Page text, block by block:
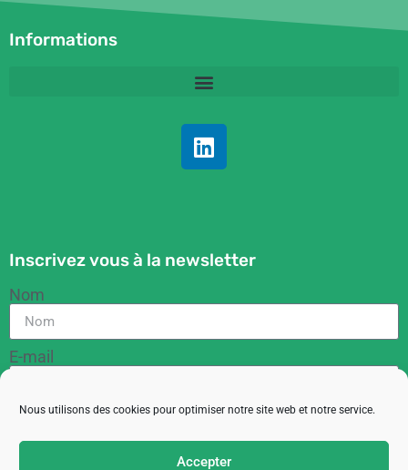
Nous utilisons des cookies pour optimiser notre site web et notre service.
Accepter
Informations
Inscrivez vous à la newsletter
Nom
E-mail
RGPD
En cochant cette case, vous acceptez de recevoir
des informations de la part de l'ACIT